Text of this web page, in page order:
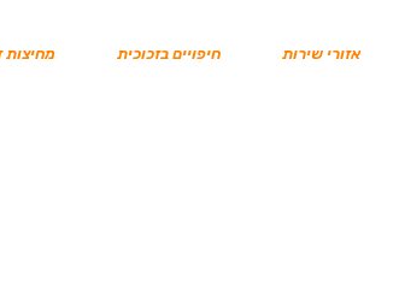
אזורי שירות חיפויים בזכוכית מחיצות